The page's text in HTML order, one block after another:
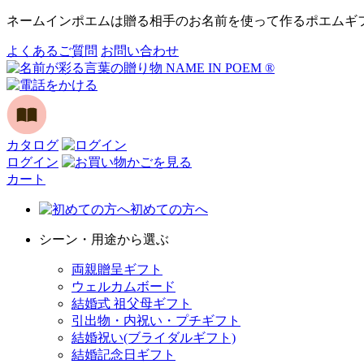
ネームインポエムは贈る相手のお名前を使って作るポエムギ
よくあるご質問 お問い合わせ
カタログ
ログイン
カート
初めての方へ
シーン・用途から選ぶ
両親贈呈ギフト
ウェルカムボード
結婚式 祖父母ギフト
引出物・内祝い・プチギフト
結婚祝い(ブライダルギフト)
結婚記念日ギフト